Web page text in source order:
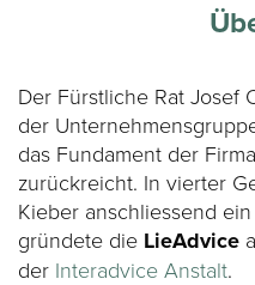
Der Fürstliche Rat Josef
der
das Fundament der
zurückreicht. In vierter
Kieber anschliessend
gründete die LieAdvice
der Interadvice Anstalt.